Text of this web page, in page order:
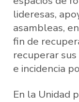
lideresas,
asambleas,
fin de
recuperar
e incidencia
En la Unidad